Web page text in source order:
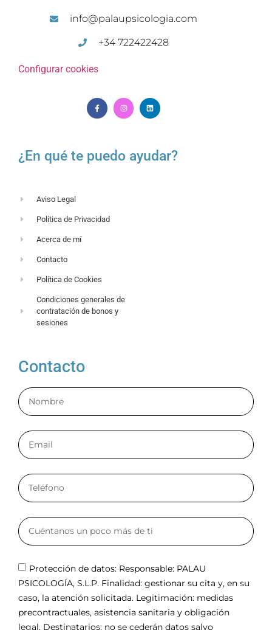
info@palaupsicologia.com
+34 722422428
Configurar cookies
¿En qué te puedo ayudar?
Aviso Legal
Política de Privacidad
Acerca de mí
Contacto
Política de Cookies
Condiciones generales de
contratación de bonos y
sesiones
Contacto
Protección de datos: Responsable: PALAU
PSICOLOGÍA, S.L.P. Finalidad: gestionar su cita y, en su
caso, la atención solicitada. Legitimación: medidas
precontractuales, asistencia sanitaria y obligación
legal. Destinatarios: no se cederán datos salvo